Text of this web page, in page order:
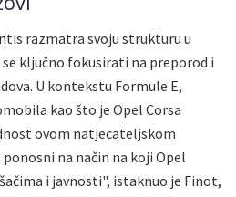
razmatra svoju strukturu u
ključno fokusirati na preporod i
U kontekstu Formule E,
kao što je Opel Corsa
ovom natjecateljskom
na način na koji Opel
i javnosti", istaknuo je Finot,